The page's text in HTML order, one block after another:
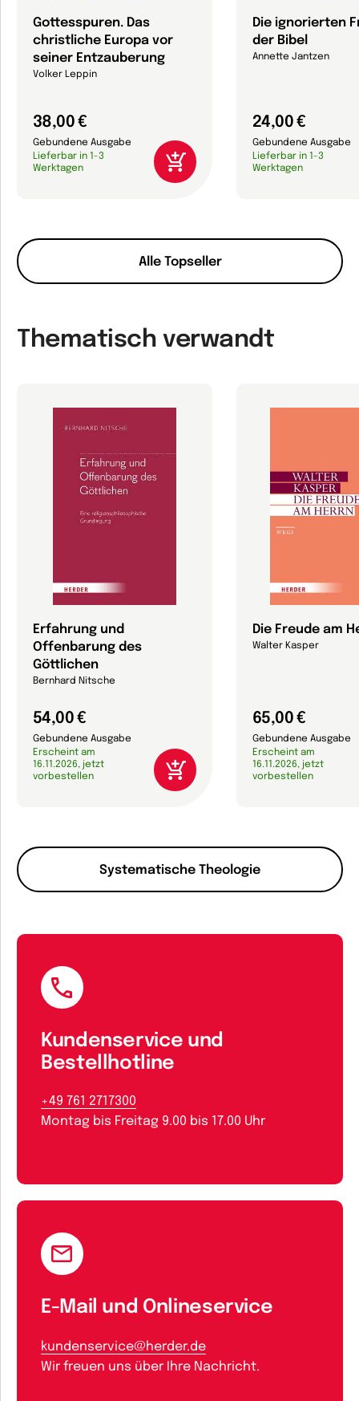
Alle Topseller
Gottesspuren. Das
christliche Europa vor
seiner Entzauberung
Volker Leppin
38,00 €
Gebundene Ausgabe
Lieferbar in 1-3
Werktagen
Die ignorierten
der Bibel
Annette Jantzen
24,00 €
Gebundene Ausgabe
Lieferbar in 1-3
Werktagen
Thematisch verwandt
Systematische Theologie
Erfahrung und
Offenbarung des
Göttlichen
Bernhard Nitsche
54,00 €
Gebundene Ausgabe
Erscheint am
16.11.2026, jetzt
vorbestellen
Die Freude am
Walter Kasper
65,00 €
Gebundene Ausgabe
Erscheint am
16.11.2026, jetzt
vorbestellen
Kundenservice und
Bestellhotline
+49 761 2717300
Montag bis Freitag 9.00 bis 17.00 Uhr
E-Mail und Onlineservice
kundenservice@herder.de
Wir freuen uns über Ihre Nachricht.